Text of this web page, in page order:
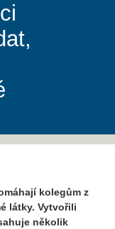
kolegům z
látky. Vytvořili
několik